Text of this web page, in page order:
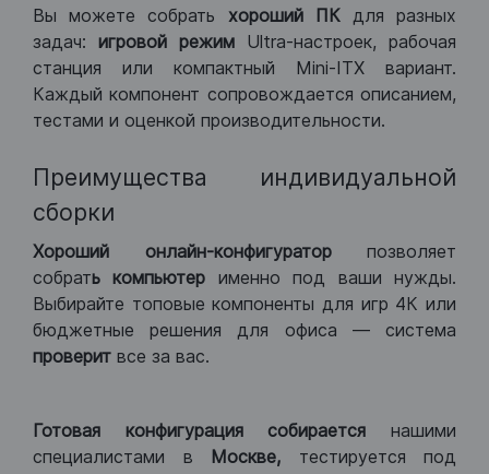
Вы можете собрать хороший ПКдля разных
задач: игровой режим Ultra-настроек, рабочая
станция или компактный Mini-ITX вариант.
Каждый компонент сопровождается описанием,
тестами и оценкой производительности.
Преимущества индивидуальной
сборки
Хороший онлайн-конфигураторпозволяет
собрать компьютер именно под ваши нужды.
Выбирайте топовые компоненты для игр 4К или
бюджетные решения для офиса — система
проверит все за вас.
Готовая конфигурация собираетсянашими
специалистами в Москве, тестируется под